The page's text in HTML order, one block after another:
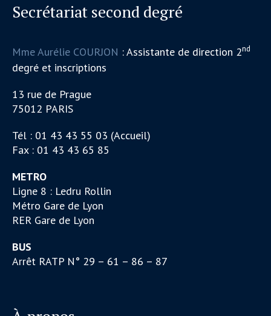
Secrétariat second degré
Mme Aurélie COURJON : Assistante de direction 2nd
degré et inscriptions
13 rue de Prague
75012 PARIS
Tél : 01 43 43 55 03 (Accueil)
Fax : 01 43 43 65 85
METRO
Ligne 8 : Ledru Rollin
Métro Gare de Lyon
RER Gare de Lyon
BUS
Arrêt RATP N° 29 – 61 – 86 – 87